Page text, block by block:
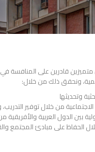
قادرين على المنافسة
ونحقق ذلك من خلال:
وتحديثها
من خلال توفير
بين الدول العربية والأفريقية
الحفاظ على مبادئ المجتمع